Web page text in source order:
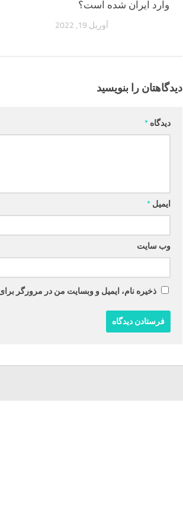
وارد ایران شده است؟
آوریل 19, 2022
دیدگاهتان را بنویسید
دیدگاه *
ایمیل *
وب‌ سایت
ذخیره نام، ایمیل و وبسایت من در مرورگر